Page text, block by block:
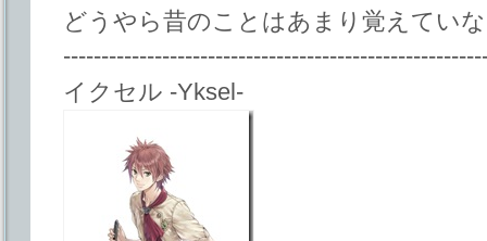
どうやら昔のことはあまり覚えてい
イクセル -Yksel-